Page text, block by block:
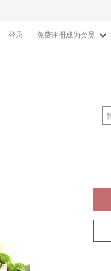
登录 免费注册成为会员